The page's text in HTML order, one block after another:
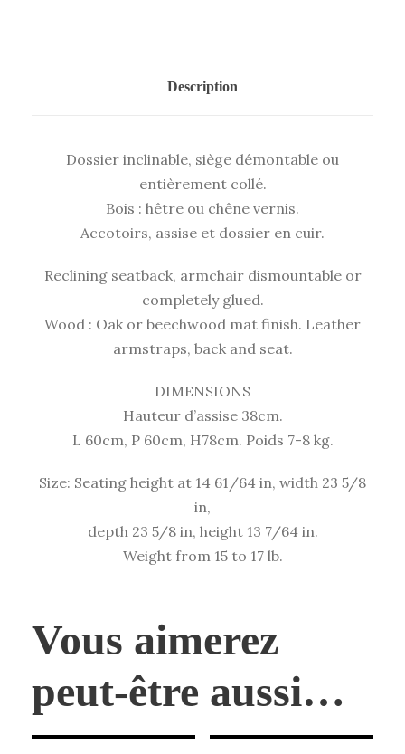
Description
Dossier inclinable, siège démontable ou
entièrement collé.
Bois : hêtre ou chêne vernis.
Accotoirs, assise et dossier en cuir.
Reclining seatback, armchair dismountable or
completely glued.
Wood : Oak or beechwood mat finish. Leather
armstraps, back and seat.
DIMENSIONS
Hauteur d’assise 38cm.
L 60cm, P 60cm, H78cm. Poids 7-8 kg.
Size: Seating height at 14 61/64 in, width 23 5/8
in,
depth 23 5/8 in, height 13 7/64 in.
Weight from 15 to 17 lb.
Vous aimerez
peut-être aussi…